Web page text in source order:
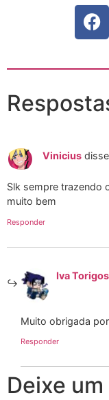
Vinicius
Slk sempre trazendo
muito bem
Responder
Iva
Muito obrigada
Responder
Deixe